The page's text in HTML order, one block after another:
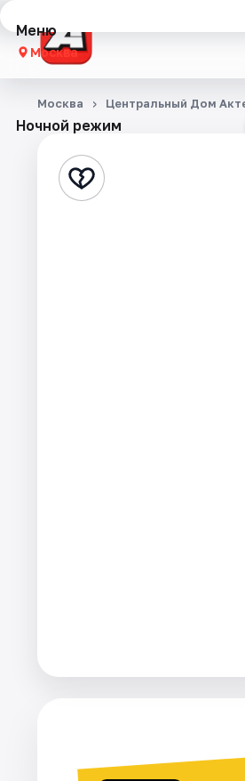
Меню
Москва
Концерты
Стендап
Ночной режим
Москва Центральный Дом